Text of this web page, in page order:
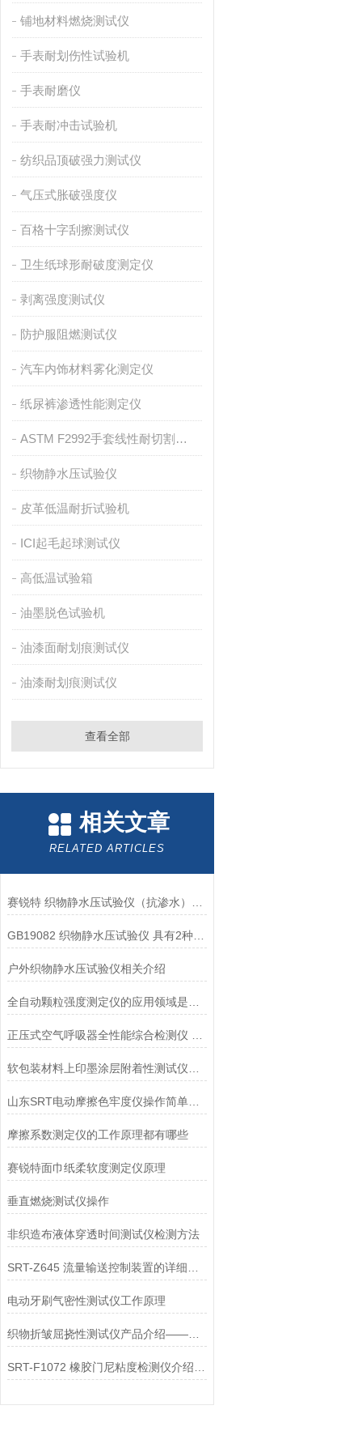
铺地材料燃烧测试仪
手表耐划伤性试验机
手表耐磨仪
手表耐冲击试验机
纺织品顶破强力测试仪
气压式胀破强度仪
百格十字刮擦测试仪
卫生纸球形耐破度测定仪
剥离强度测试仪
防护服阻燃测试仪
汽车内饰材料雾化测定仪
纸尿裤渗透性能测定仪
ASTM F2992手套线性耐切割性能试验仪
织物静水压试验仪
皮革低温耐折试验机
ICI起毛起球测试仪
高低温试验箱
油墨脱色试验机
油漆面耐划痕测试仪
油漆耐划痕测试仪
查看全部
相关文章
RELATED ARTICLES
户外织物静水压试验仪相关介绍
山东SRT电动摩擦色牢度仪操作简单吗？
摩擦系数测定仪的工作原理都有哪些
赛锐特面巾纸柔软度测定仪原理
垂直燃烧测试仪操作
非织造布液体穿透时间测试仪检测方法
电动牙刷气密性测试仪工作原理
织物折皱屈挠性测试仪产品介绍——山东赛锐特新品重磅登场！